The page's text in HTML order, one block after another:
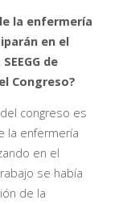
la enfermería
en el
de
Congreso?
congreso es
la enfermería
en el
se había
de la